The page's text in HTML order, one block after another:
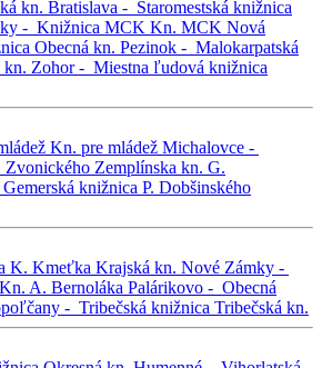
kn. Bratislava - Staromestská knižnica
- Knižnica MCK Kn. MCK Nová
Obecná kn. Pezinok - Malokarpatská
kn. Zohor - Miestna ľudová knižnica
Kn. pre mládež Michalovce -
Zvonického Zemplínska kn. G.
Gemerská knižnica P. Dobšinského
K. Kmeťka Krajská kn. Nové Zámky -
Kn. A. Bernoláka Palárikovo - Obecná
- Tribečská knižnica Tribečská kn.